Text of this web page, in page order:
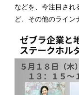
などを、今注目され
ど、その他のライン